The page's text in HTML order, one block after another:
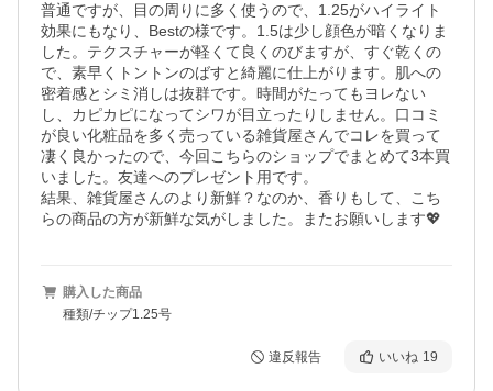
普通ですが、目の周りに多く使うので、1.25がハイライト
効果にもなり、Bestの様です。1.5は少し顔色が暗くなりま
した。テクスチャーが軽くて良くのびますが、すぐ乾くの
で、素早くトントンのばすと綺麗に仕上がります。肌への
密着感とシミ消しは抜群です。時間がたってもヨレない
し、カピカピになってシワが目立ったりしません。口コミ
が良い化粧品を多く売っている雑貨屋さんでコレを買って
凄く良かったので、今回こちらのショップでまとめて3本買
いました。友達へのプレゼント用です。
結果、雑貨屋さんのより新鮮？なのか、香りもして、こち
らの商品の方が新鮮な気がしました。またお願いします💖
購入した商品
種類/チップ1.25号
違反報告 いいね 19